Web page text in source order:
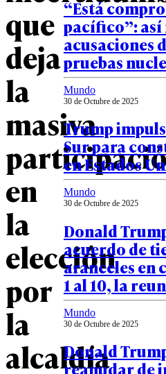
que
deja
la
masiva
en
la
elección
por
la
alcaldía
“Está
pacífico”: así
acusaciones
pruebas
Mundo
30 de Octubre de 2025
Trump
Sur para
en Estados
Mundo
30 de Octubre de 2025
Donald
acuerdo de
aranceles en
1 al 10, la
Mundo
30 de Octubre de 2025
Donald
reanudar de